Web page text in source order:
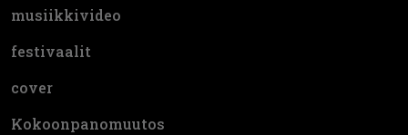
musiikkivideo
festivaalit
cover
Kokoonpanomuutos